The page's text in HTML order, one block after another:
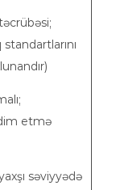
etmə
səviyyədə